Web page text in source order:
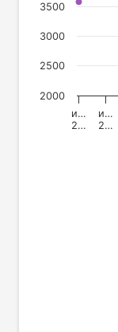
и…
2…
и…
2…
2000
2500
3000
3500